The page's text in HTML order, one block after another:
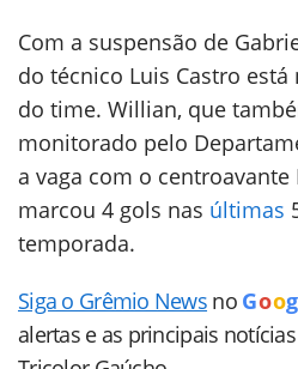
Com a suspensão de
do técnico Luis Castro
do time. Willian, que
monitorado pelo
a vaga com o
marcou 4 gols nas últimas
temporada.
Siga o Grêmio News no Goog
alertas e as principais